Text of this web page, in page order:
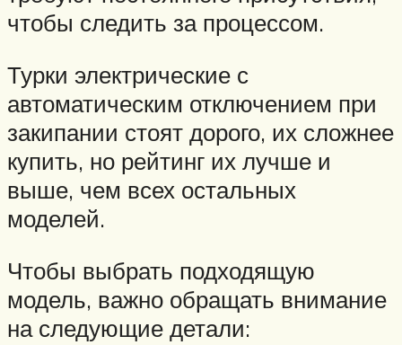
чтобы следить за процессом.
Турки электрические с
автоматическим отключением при
закипании стоят дорого, их сложнее
купить, но рейтинг их лучше и
выше, чем всех остальных
моделей.
Чтобы выбрать подходящую
модель, важно обращать внимание
на следующие детали: